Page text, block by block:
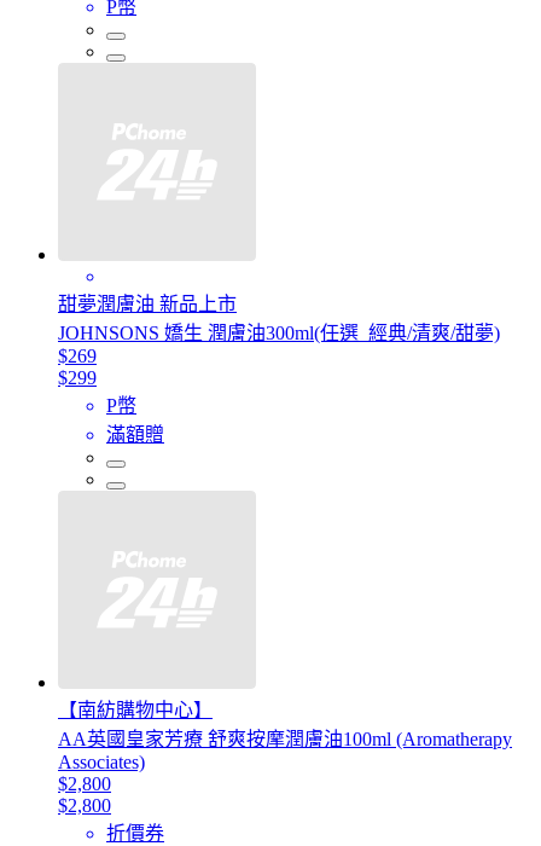
P幣
甜夢潤膚油 新品上市
JOHNSONS 嬌生 潤膚油300ml(任選_經典/清爽/甜夢)
$269
$299
P幣
滿額贈
【南紡購物中心】
AA英國皇家芳療 舒爽按摩潤膚油100ml (Aromatherapy
Associates)
$2,800
$2,800
折價券